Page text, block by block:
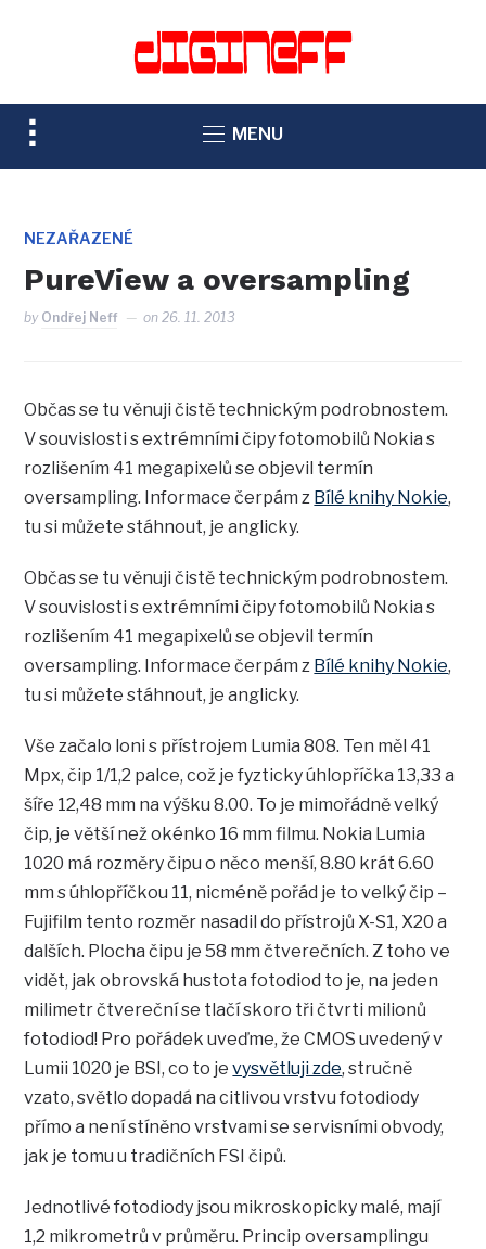
TOGGLE
SIDEBAR
NAVIGATION
MENU
NEZAŘAZENÉ
PureView a oversampling
by Ondřej Neff on26. 11. 2013
Občas se tu věnuji čistě technickým podrobnostem.
V souvislosti s extrémními čipy fotomobilů Nokia s
rozlišením 41 megapixelů se objevil termín
oversampling. Informace čerpám z Bílé knihy Nokie,
tu si můžete stáhnout, je anglicky.
Občas se tu věnuji čistě technickým podrobnostem.
V souvislosti s extrémními čipy fotomobilů Nokia s
rozlišením 41 megapixelů se objevil termín
oversampling. Informace čerpám z Bílé knihy Nokie,
tu si můžete stáhnout, je anglicky.
Vše začalo loni s přístrojem Lumia 808. Ten měl 41
Mpx, čip 1/1,2 palce, což je fyzticky úhlopříčka 13,33 a
šíře 12,48 mm na výšku 8.00. To je mimořádně velký
čip, je větší než okénko 16 mm filmu. Nokia Lumia
1020 má rozměry čipu o něco menší, 8.80 krát 6.60
mm s úhlopříčkou 11, nicméně pořád je to velký čip –
Fujifilm tento rozměr nasadil do přístrojů X-S1, X20 a
dalších. Plocha čipu je 58 mm čtverečních. Z toho ve
vidět, jak obrovská hustota fotodiod to je, na jeden
milimetr čtvereční se tlačí skoro tři čtvrti milionů
fotodiod! Pro pořádek uveďme, že CMOS uvedený v
Lumii 1020 je BSI, co to jevysvětluji zde, stručně
vzato, světlo dopadá na citlivou vrstvu fotodiody
přímo a není stíněno vrstvami se servisními obvody,
jak je tomu u tradičních FSI čipů.
Jednotlivé fotodiody jsou mikroskopicky malé, mají
1,2 mikrometrů v průměru. Princip oversamplingu